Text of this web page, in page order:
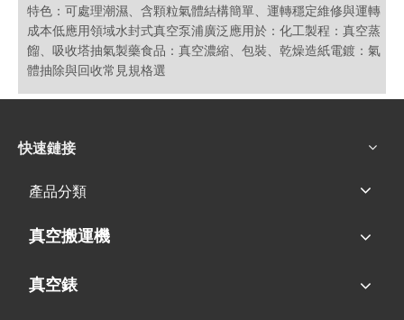
特色：可處理潮濕、含顆粒氣體結構簡單、運轉穩定維修與運轉
成本低應用領域水封式真空泵浦廣泛應用於：化工製程：真空蒸
餾、吸收塔抽氣製藥食品：真空濃縮、包裝、乾燥造紙電鍍：氣
體抽除與回收常見規格選
快速鏈接
產品分類
真空搬運機
真空錶